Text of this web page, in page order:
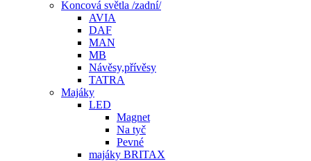
Koncová světla /zadní/
AVIA
DAF
MAN
MB
Návěsy,přívěsy
TATRA
Majáky
LED
Magnet
Na tyč
Pevné
majáky BRITAX